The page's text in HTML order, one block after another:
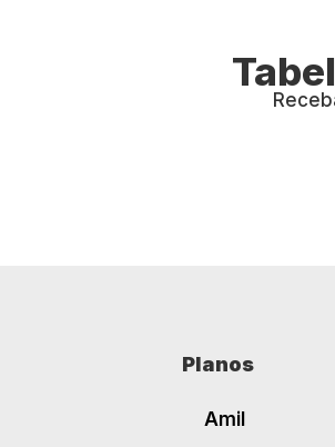
Planos
Amil